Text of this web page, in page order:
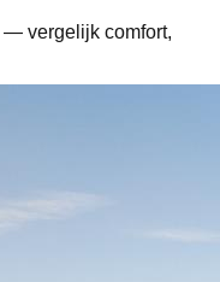
— vergelijk comfort,